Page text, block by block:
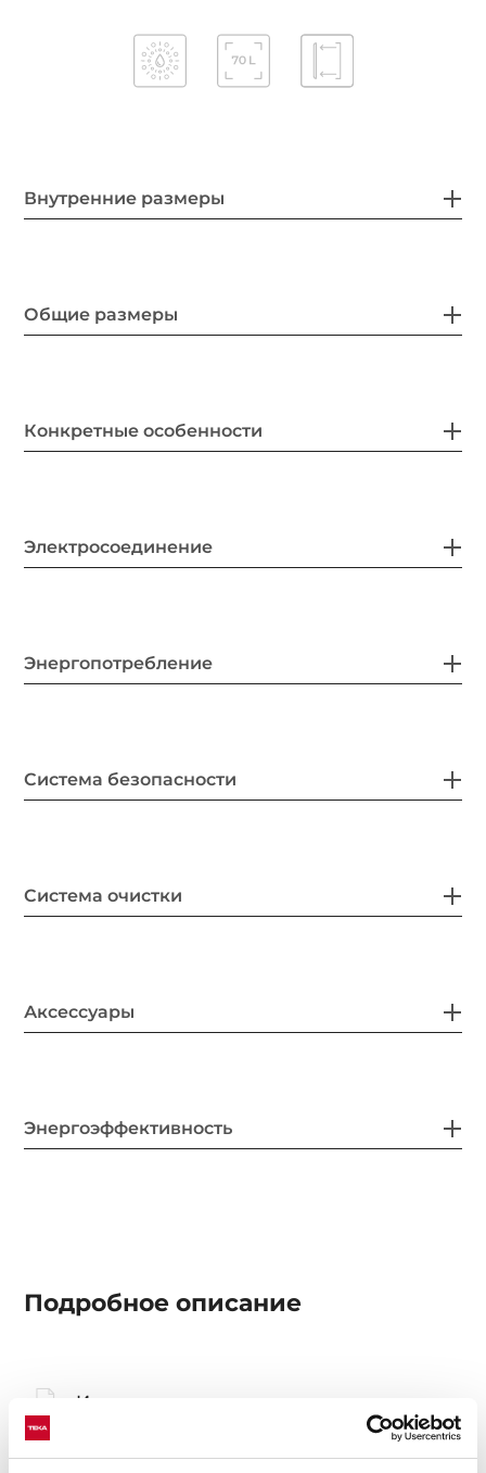
Внутренние размеры
Общие размеры
Конкретные особенности
Электросоединение
Энергопотребление
Система безопасности
Система очистки
Аксессуары
Энергоэффективность
Подробное описание
Инструкции по установке